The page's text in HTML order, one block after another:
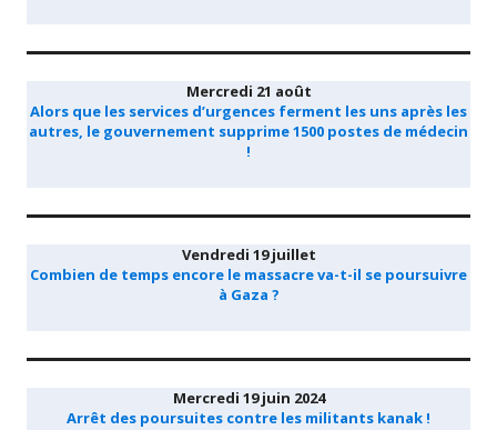
Mercredi 21 août
Alors que les services d’urgences ferment les uns après les
autres, le gouvernement supprime 1500 postes de médecin
!
Vendredi 19 juillet
Combien de temps encore le massacre va-t-il se poursuivre
à Gaza ?
Mercredi 19 juin 2024
Arrêt des poursuites contre les militants kanak !